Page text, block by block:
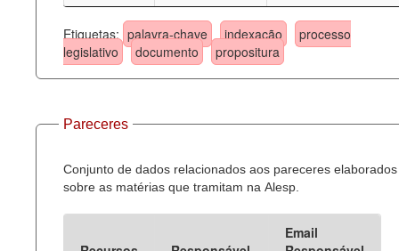
Etiquetas: palavra-chave indexação
processo
legislativo
documento propositura
Pareceres
Conjunto de dados relacionados aos pareceres elaborados
sobre as matérias que tramitam na Alesp.
Email